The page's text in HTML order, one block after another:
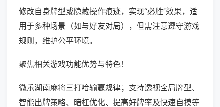
修改自身牌型或隐藏操作痕迹，实现“必胜”效果，适
用于多种场景（如与好友对局），但需注意遵守游戏
规则，维护公平环境。
聚焦相关游戏功能优势与特色！
微乐湖南麻将三打哈输赢规律；支持透视全局牌型、
智能出牌策略、暗杠优化、提高好牌率及快速自摸等